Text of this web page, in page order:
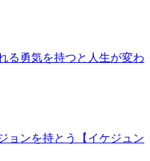
る勇気を持つと人生が変わ
ョンを持とう【イケジュン